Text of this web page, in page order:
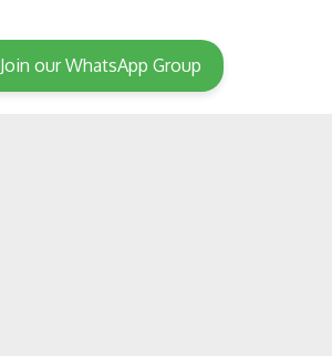
Join our WhatsApp Group